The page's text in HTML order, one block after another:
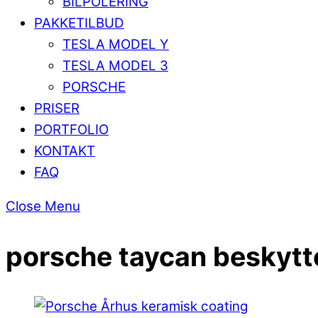
PAKKETILBUD
TESLA MODEL Y
TESLA MODEL 3
PORSCHE
PRISER
PORTFOLIO
KONTAKT
FAQ
Close Menu
porsche taycan